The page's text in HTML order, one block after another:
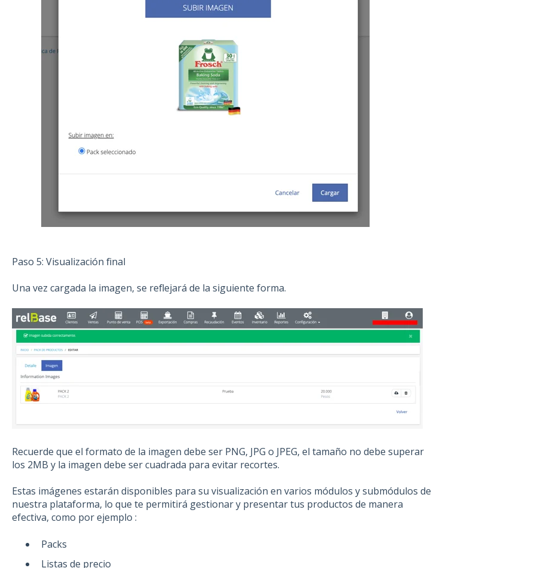
Paso 5: Visualización final
Una vez cargada la imagen, se reflejará de la siguiente forma.
Recuerde que el formato de la imagen debe ser PNG, JPG o JPEG, el tamaño no debe superar
los 2MB y la imagen debe ser cuadrada para evitar recortes.
Estas imágenes estarán disponibles para su visualización en varios módulos y submódulos de
nuestra plataforma, lo que te permitirá gestionar y presentar tus productos de manera
efectiva, como por ejemplo :
Packs
Listas de precio